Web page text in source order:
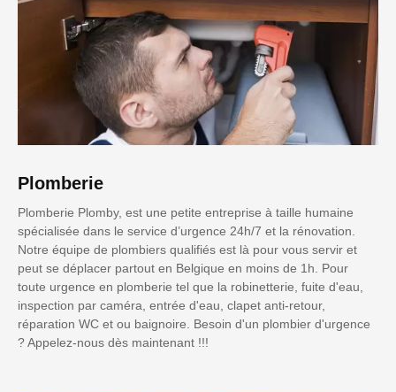
Plomberie
Plomberie Plomby, est une petite entreprise à taille humaine
spécialisée dans le service d’urgence 24h/7 et la rénovation.
Notre équipe de plombiers qualifiés est là pour vous servir et
peut se déplacer partout en Belgique en moins de 1h. Pour
toute urgence en plomberie tel que la robinetterie, fuite d'eau,
inspection par caméra, entrée d'eau, clapet anti-retour,
réparation WC et ou baignoire. Besoin d'un plombier d'urgence
? Appelez-nous dès maintenant !!!